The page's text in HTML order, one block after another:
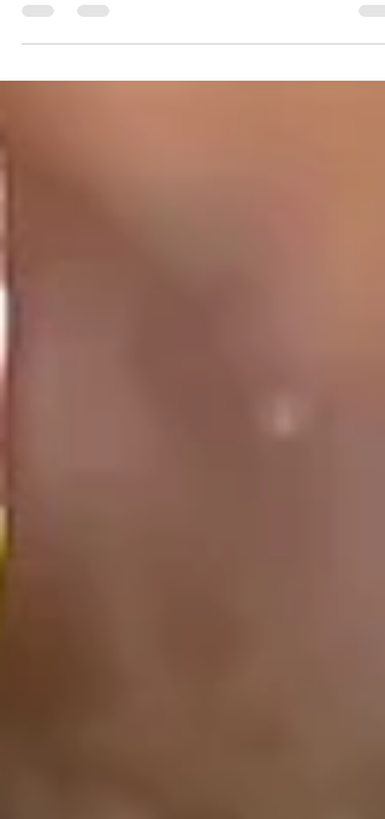
Suburban : Steve Bleublanc Bannière
Mercronspi: Martin...